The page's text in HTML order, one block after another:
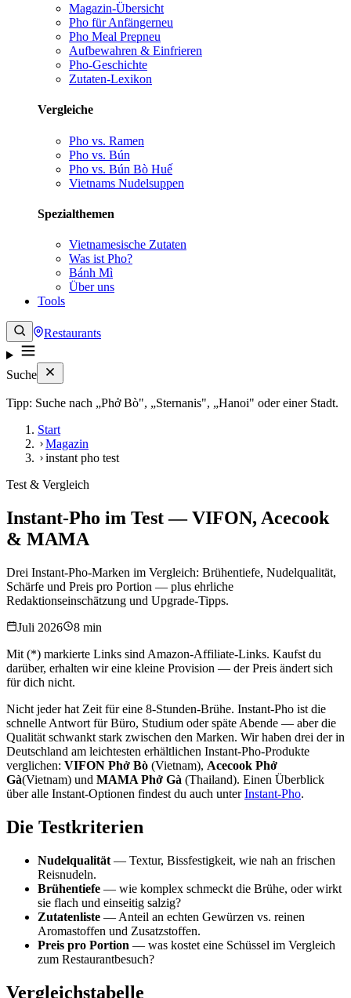
Magazin-Übersicht
Pho für Anfängerneu
Pho Meal Prepneu
Aufbewahren & Einfrieren
Pho-Geschichte
Zutaten-Lexikon
Vergleiche
Pho vs. Ramen
Pho vs. Bún
Pho vs. Bún Bò Huế
Vietnams Nudelsuppen
Spezialthemen
Vietnamesische Zutaten
Was ist Pho?
Bánh Mì
Über uns
Tools
Restaurants
Suche
Tipp: Suche nach „Phở Bò", „Sternanis", „Hanoi" oder einer Stadt.
Start
Magazin
instant pho test
Test & Vergleich
Instant-Pho im Test — VIFON, Acecook
& MAMA
Drei Instant-Pho-Marken im Vergleich: Brühentiefe, Nudelqualität,
Schärfe und Preis pro Portion — plus ehrliche
Redaktionseinschätzung und Upgrade-Tipps.
Juli 2026
8 min
Mit (*) markierte Links sind Amazon-Affiliate-Links. Kaufst du
darüber, erhalten wir eine kleine Provision — der Preis ändert sich
für dich nicht.
Nicht jeder hat Zeit für eine 8-Stunden-Brühe. Instant-Pho ist die
schnelle Antwort für Büro, Studium oder späte Abende — aber die
Qualität schwankt stark zwischen den Marken. Wir haben drei der in
Deutschland am leichtesten erhältlichen Instant-Pho-Produkte
verglichen: VIFON Phở Bò (Vietnam), Acecook Phở
Gà(Vietnam) und MAMA Phở Gà (Thailand). Einen Überblick
über alle Instant-Optionen findest du auch unterInstant-Pho.
Die Testkriterien
Nudelqualität — Textur, Bissfestigkeit, wie nah an frischen
Reisnudeln.
Brühentiefe — wie komplex schmeckt die Brühe, oder wirkt
sie flach und einseitig salzig?
Zutatenliste — Anteil an echten Gewürzen vs. reinen
Aromastoffen und Zusatzstoffen.
Preis pro Portion — was kostet eine Schüssel im Vergleich
zum Restaurantbesuch?
Vergleichstabelle